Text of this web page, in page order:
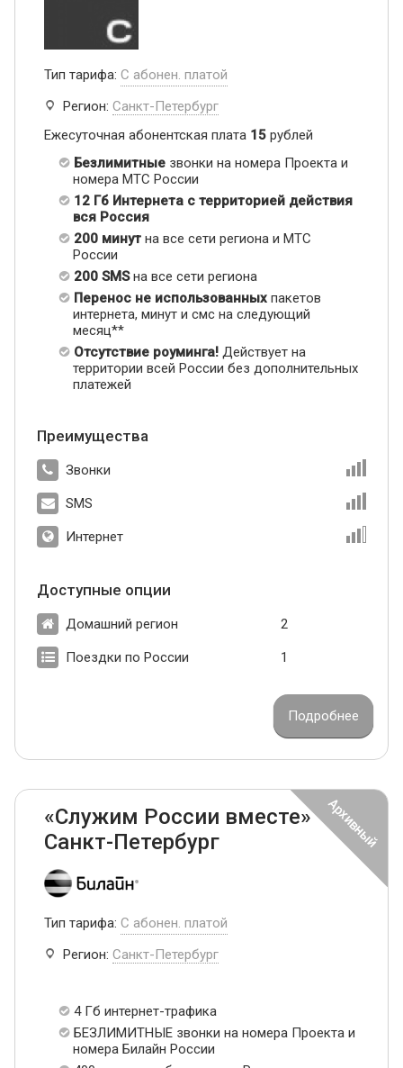
Тип тарифа: С абонен. платой
Регион: Санкт-Петербург
Ежесуточная абонентская плата 15 рублей
Безлимитные звонки на номера Проекта и
номера МТС России
12 Гб Интернета с территорией действия
вся Россия
200 минут на все сети региона и МТС
России
200 SMSна все сети региона
Перенос не использованных пакетов
интернета, минут и смс на следующий
месяц**
Отсутствие роуминга! Действует на
территории всей России без дополнительных
платежей
Преимущества
Звонки
SMS
Интернет
Доступные опции
Домашний регион 2
Поездки по России 1
Подробнее
«Служим России вместе»
Санкт-Петербург
Тип тарифа: С абонен. платой
Регион: Санкт-Петербург
4 Гб интернет-трафика
БЕЗЛИМИТНЫЕ звонки на номера Проекта и
номера Билайн России